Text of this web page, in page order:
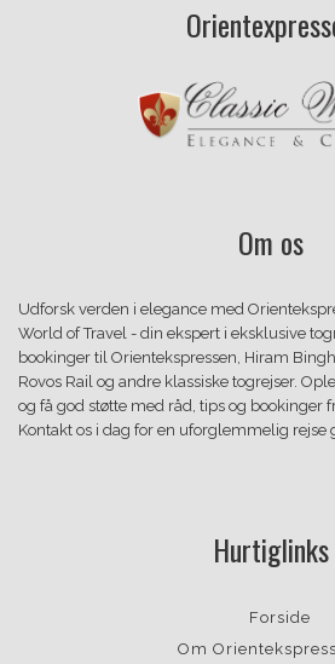
Om os
Udforsk verden i elegance med
World of Travel - din ekspert i eksklusive
bookinger til Orientekspressen, Hiram
Rovos Rail og andre klassiske togrejser.
og få god støtte med råd, tips og bookinger
Kontakt os i dag for en uforglemmelig rejse
Hurtiglinks
Forside
Om